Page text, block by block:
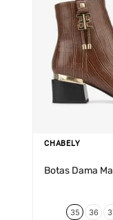
CHABELY
Botas Dama
35 36